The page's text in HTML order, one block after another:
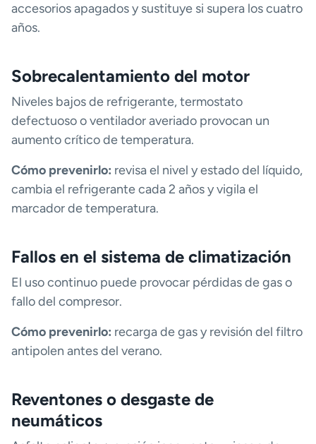
accesorios apagados y sustituye si supera los cuatro
años.
Sobrecalentamiento del motor
Niveles bajos de refrigerante, termostato
defectuoso o ventilador averiado provocan un
aumento crítico de temperatura.
Cómo prevenirlo: revisa el nivel y estado del líquido,
cambia el refrigerante cada 2 años y vigila el
marcador de temperatura.
Fallos en el sistema de climatización
El uso continuo puede provocar pérdidas de gas o
fallo del compresor.
Cómo prevenirlo: recarga de gas y revisión del filtro
antipolen antes del verano.
Reventones o desgaste de
neumáticos